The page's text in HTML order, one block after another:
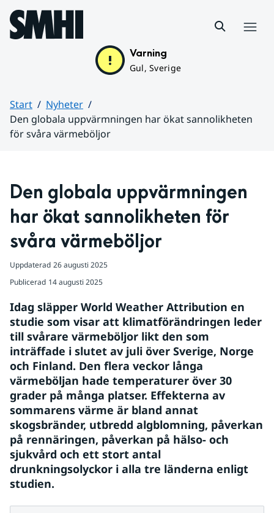
Hoppa till sidans innehåll
Varning
Gul, Sverige
Start
Nyheter
Den globala uppvärmningen har ökat sannolikheten
för svåra värmeböljor
Den globala uppvärmningen
har ökat sannolikheten för
svåra värmeböljor
Uppdaterad 26 augusti 2025
Publicerad 14 augusti 2025
Idag släpper World Weather Attribution en
studie som visar att klimatförändringen leder
till svårare värmeböljor likt den som
inträffade i slutet av juli över Sverige, Norge
och Finland. Den flera veckor långa
värmeböljan hade temperaturer över 30
grader på många platser. Effekterna av
sommarens värme är bland annat
skogsbränder, utbredd algblomning, påverkan
på rennäringen, påverkan på hälso- och
sjukvård och ett stort antal
drunkningsolyckor i alla tre länderna enligt
studien.